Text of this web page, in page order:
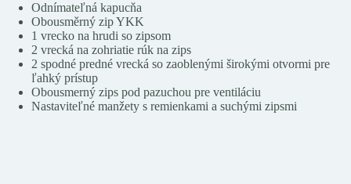
Odnímateľná kapucňa
Obousměrný zip YKK
1 vrecko na hrudi so zipsom
2 vrecká na zohriatie rúk na zips
2 spodné predné vrecká so zaoblenými širokými otvormi pre
ľahký prístup
Obousmerný zips pod pazuchou pre ventiláciu
Nastaviteľné manžety s remienkami a suchými zipsmi